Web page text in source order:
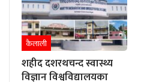
कैलाली
शहीद दशरथचन्द स्वास्थ्य
विज्ञान विश्वविद्यालयका